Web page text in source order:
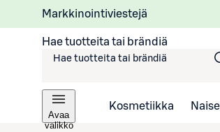
Markkinointiviestejä
Hae tuotteita tai brändiä
Avaa
valikko
Kosmetiikka